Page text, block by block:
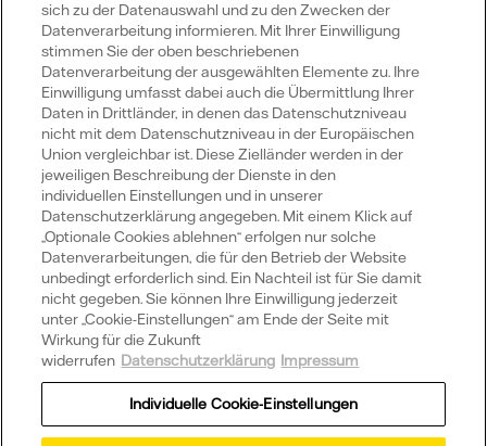
Großbuchstabe W verwendet. S. a.
Megawattstunde
Wussten Sie schon?
Welche Vorteile hat eine Vattenfall
Solaranlage?
Was ist Direktvermarktung Strom?
sich zu der Datenauswahl und zu den Zwecken der
Datenverarbeitung informieren. Mit Ihrer Einwilligung
stimmen Sie der oben beschriebenen
Datenverarbeitung der ausgewählten Elemente zu. Ihre
Einwilligung umfasst dabei auch die Übermittlung Ihrer
Daten in Drittländer, in denen das Datenschutzniveau
nicht mit dem Datenschutzniveau in der Europäischen
Union vergleichbar ist. Diese Zielländer werden in der
jeweiligen Beschreibung der Dienste in den
individuellen Einstellungen und in unserer
Datenschutzerklärung angegeben. Mit einem Klick auf
„Optionale Cookies ablehnen“ erfolgen nur solche
Datenverarbeitungen, die für den Betrieb der Website
unbedingt erforderlich sind. Ein Nachteil ist für Sie damit
nicht gegeben. Sie können Ihre Einwilligung jederzeit
unter „Cookie-Einstellungen“ am Ende der Seite mit
Wirkung für die Zukunft
widerrufen Datenschutzerklärung Impressum
Individuelle Cookie-Einstellungen